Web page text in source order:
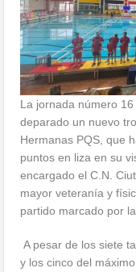
La jornada número
deparado un nuevo
Hermanas PQS, que
puntos en liza en su
encargado el C.N.
mayor veteranía y
partido marcado por
A pesar de los siete
y los cinco del